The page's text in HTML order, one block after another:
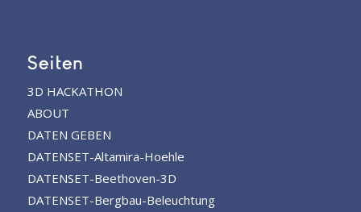
Seiten
3D HACKATHON
ABOUT
DATEN GEBEN
DATENSET-Altamira-Hoehle
DATENSET-Beethoven-3D
DATENSET-Bergbau-Beleuchtung